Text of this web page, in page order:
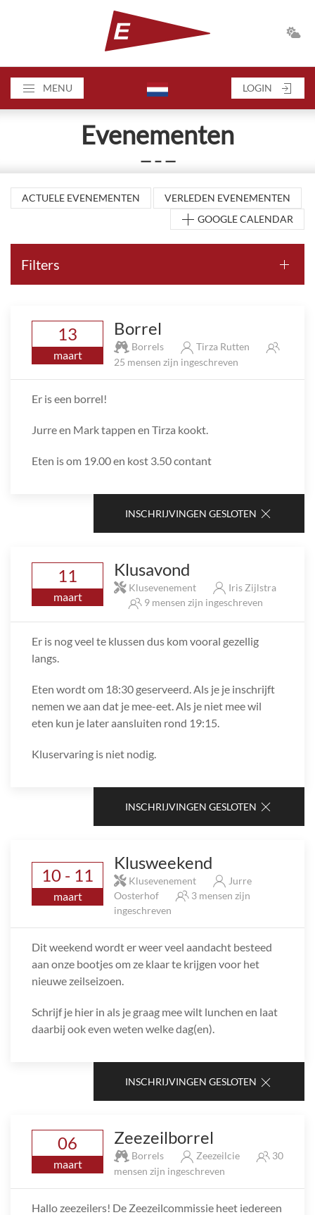
MENU LOGIN
Evenementen
— – —
ACTUELE EVENEMENTEN
VERLEDEN EVENEMENTEN
GOOGLE CALENDAR
Filters
13
maart
Borrel
Borrels
Tirza Rutten
25 mensen zijn ingeschreven
Er is een borrel!
Jurre en Mark tappen en Tirza kookt.
Eten is om 19.00 en kost 3.50 contant
INSCHRIJVINGEN GESLOTEN
11
maart
Klusavond
Klusevenement
Iris Zijlstra
9 mensen zijn ingeschreven
Er is nog veel te klussen dus kom vooral gezellig
langs.
Eten wordt om 18:30 geserveerd. Als je je inschrijft
nemen we aan dat je mee-eet. Als je niet mee wil
eten kun je later aansluiten rond 19:15.
Kluservaring is niet nodig.
INSCHRIJVINGEN GESLOTEN
10 - 11
maart
Klusweekend
Klusevenement
Jurre
Oosterhof
3 mensen zijn
ingeschreven
Dit weekend wordt er weer veel aandacht besteed
aan onze bootjes om ze klaar te krijgen voor het
nieuwe zeilseizoen.
Schrijf je hier in als je graag mee wilt lunchen en laat
daarbij ook even weten welke dag(en).
INSCHRIJVINGEN GESLOTEN
06
maart
Zeezeilborrel
Borrels Zeezeilcie
30
mensen zijn ingeschreven
Hallo zeezeilers! De Zeezeilcommissie heet iedereen